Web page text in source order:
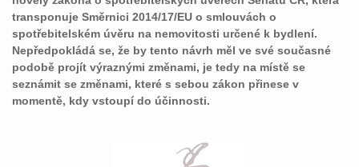
transponuje Směrnici 2014/17/EU o smlouvách o
spotřebitelském úvěru na nemovitosti určené k bydlení.
Nepředpokládá se, že by tento návrh měl ve své současné
podobě projít výraznými změnami, je tedy na místě se
seznámit se změnami, které s sebou zákon přinese v
momentě, kdy vstoupí do účinnosti.